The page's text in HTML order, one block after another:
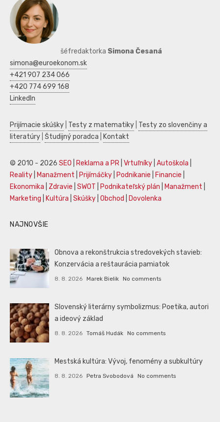
šéfredaktorka Simona Česaná
simona@euroekonom.sk
+421 907 234 066
+420 774 699 168
LinkedIn
Prijímacie skúšky Testy z matematiky Testy zo slovenčiny a
literatúry Študijný poradca Kontakt
© 2010 - 2026 SEO Reklama a PR Vrtuľníky Autoškola
Reality
Manažment Prijímáčky Podnikanie Financie
Ekonomika
Zdravie SWOT Podnikateľský plán Manažment
Marketing
Kultúra Skúšky Obchod Dovolenka
NAJNOVŠIE
Obnova a rekonštrukcia stredovekých stavieb:
Konzervácia a reštaurácia pamiatok
8. 8. 2026 Marek Bielik No comments
Slovenský literárny symbolizmus: Poetika, autori
a ideový základ
8. 8. 2026 Tomáš Hudák No comments
Mestská kultúra: Vývoj, fenomény a subkultúry
8. 8. 2026 Petra Svobodová No comments